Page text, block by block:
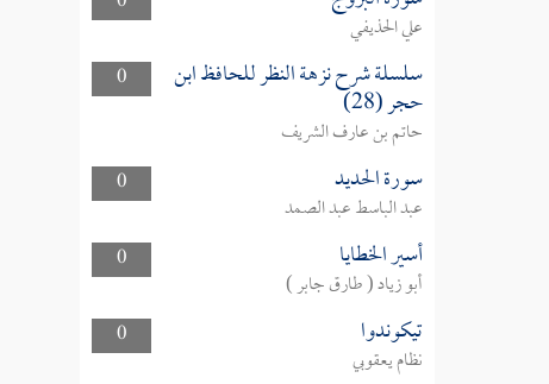
علي الحذيفي
0
سلسلة شرح نزهة النظر للحافظ ابن
حجر (28)
حاتم بن عارف الشريف
0
سورة الحديد
عبد الباسط عبد الصمد
0
أسير الخطايا
أبو زياد ( طارق جابر )
0
تيكوندوا
نظام يعقوبي